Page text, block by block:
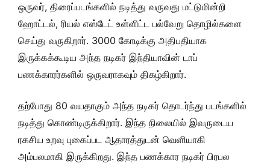
ஒருவர், திரைப்படங்களில் நடித்து வருவது மட்டுமின்றி
ஹோட்டல், ரியல் எஸ்டேட் உள்ளிட்ட பல்வேறு தொழில்களை
செய்து வருகிறார். 3000 கோடிக்கு அதிபதியாக
இருக்கக்கூடிய அந்த நடிகர் இந்தியாவின் டாப்
பணக்காரர்களில் ஒருவராகவும் திகழ்கிறார்.
தற்போது 80 வயதாகும் அந்த நடிகர் தொடர்ந்து படங்களில்
நடித்து கொண்டிருக்கிறார். இந்த நிலையில் இவருடைய
ரகசிய உறவு புகைப்பட ஆதாரத்துடன் வெளியாகி
அம்பலமாகி இருக்கிறது. இந்த பணக்கார நடிகர் பிரபல